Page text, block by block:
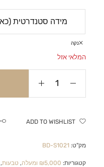
נקה
המלאי אזל
ADD TO WISHLIST
מק"ט:BD-S1021
קטגוריות: ₪5,000 ומעלה , טבעות,